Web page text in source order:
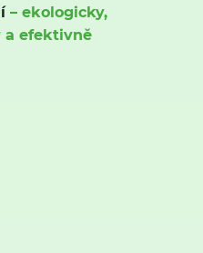
– ekologicky,
a efektivně